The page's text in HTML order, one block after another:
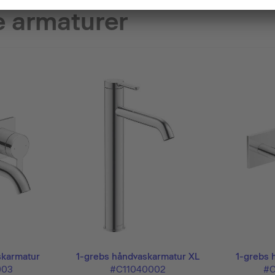
armaturer
1-grebs håndvaskarmatur XL
#C11040002
1-grebs